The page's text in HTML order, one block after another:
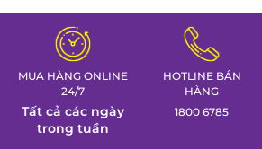
tác thể thao cá tính nhất trong
Tuần lễ đồng hồ Thụy Sỹ cùng
Đồng hồ Galle!
MUA HÀNG ONLINE
24/7
Tất cả các ngày
trong tuần
HOTLINE BÁN
HÀNG
1800 6785